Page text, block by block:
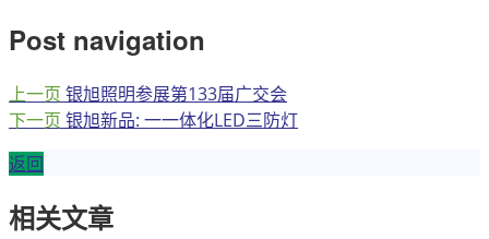
Post navigation
上一页 银旭照明参展第133届广交会
下一页 银旭新品: 一一体化LED三防灯
返回
相关文章